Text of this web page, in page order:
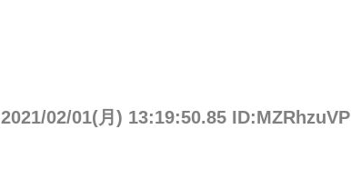
2021/02/01(月) 13:19:50.85 ID:MZRhzuVP